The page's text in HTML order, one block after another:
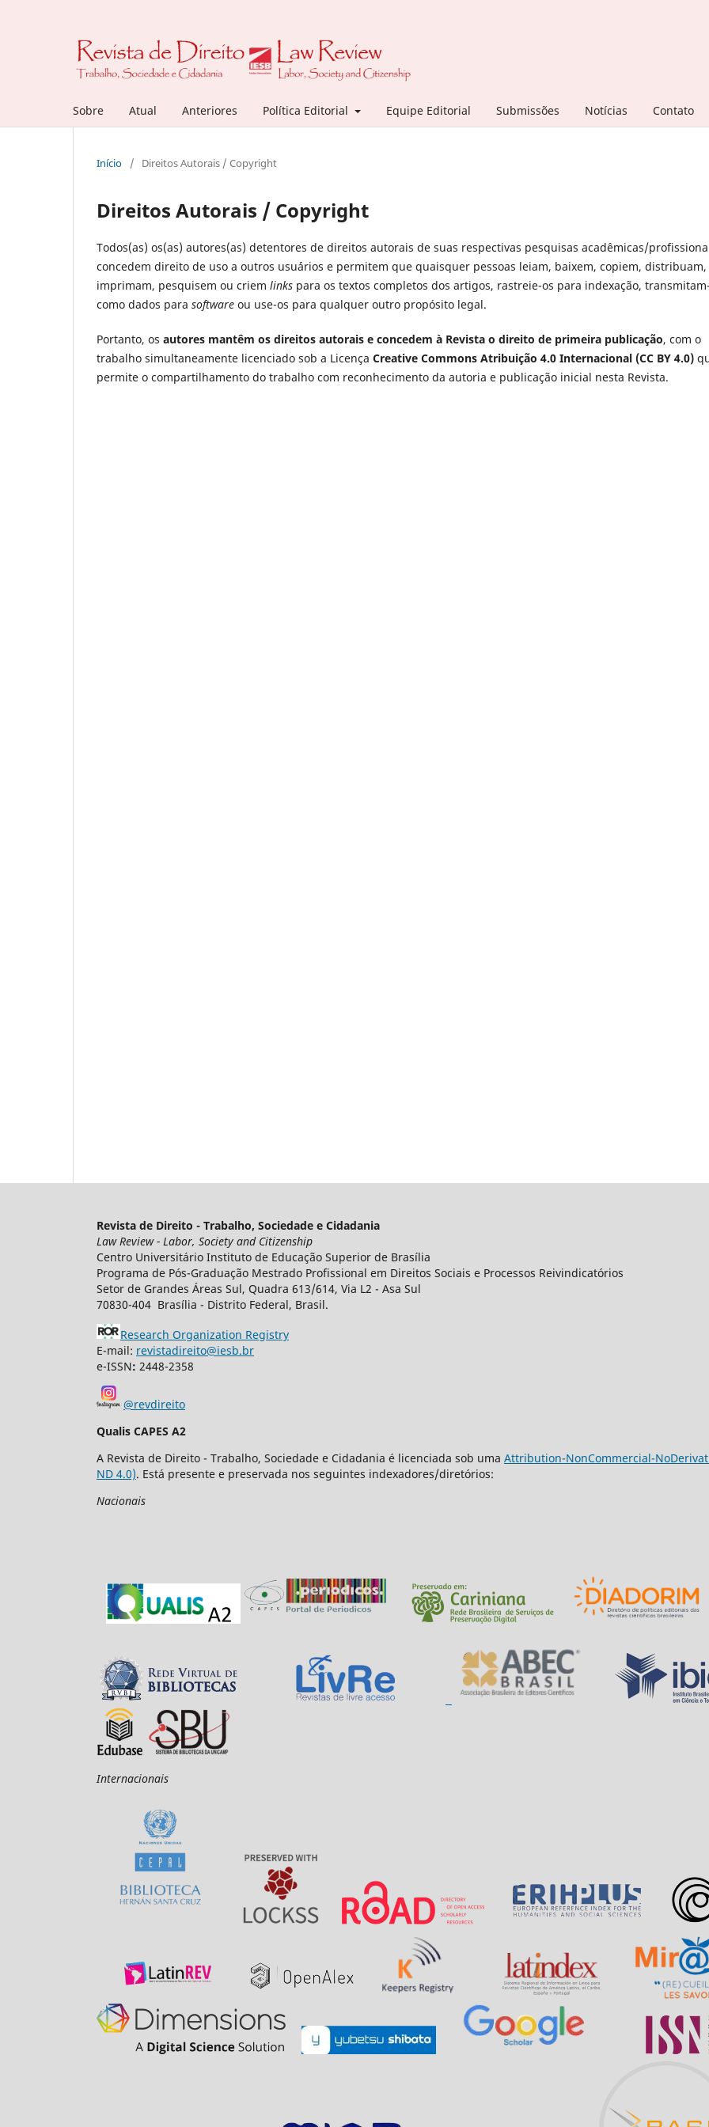
Sobre Atual Anteriores Política Editorial Equipe Editorial Submissões Notícias Contato
Início / Direitos Autorais / Copyright
Direitos Autorais / Copyright
Todos(as) os(as) autores(as) detentores de direitos autorais de suas respectivas pesquisas acadêmicas/
concedem direito de uso a outros usu´ários e permitem que quaisquer pessoas leiam, baixem, copiem, distribuam,
imprimam, pesquisem ou criem links para os textos completos dos artigos, rastreie-os para indexação,
como dados para software ou use-os para qualquer outro propósito legal.
Portanto, os autores mantêm os direitos autorais e concedem à Revista o direito de primeira publicação, com o
trabalho simultaneamente licenciado sob a Licença Creative Commons Atribuição 4.0 Internacional (CC BY 4.0)
permite o compartilhamento do trabalho com reconhecimento da autoria e publicação inicial nesta Revista.
Revista de Direito - Trabalho, Sociedade e Cidadania
Law Review - Labor, Society and Citizenship
Centro Universitário Instituto de Educação Superior de Brasília
Programa de Pós-Graduação Mestrado Profissional em Direitos Sociais e Processos Reivindicatórios
Setor de Grandes Áreas Sul, Quadra 613/614, Via L2 - Asa Sul
70830-404 Brasília - Distrito Federal, Brasil.
Research Organization Registry
E-mail: revistadireito@iesb.br
e-ISSN: 2448-2358
@revdireito
Qualis CAPES A2
A Revista de Direito - Trabalho, Sociedade e Cidadania é licenciada sob uma Attribution-NonCommercial-
ND 4.0). Está presente e preservada nos seguintes indexadores/diretórios:
Nacionais
Internacionais